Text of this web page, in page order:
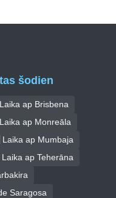
šodien
ap Brisbena
ap Monreāla
ap Mumbaja
ap Teherāna
Saragosa